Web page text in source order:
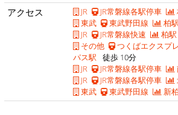
アクセス
JR JR常磐線各駅停車
東武
東武野田線 柏駅
JR
JR常磐線快速 柏駅
その他
つくばエクスプ
パス駅 徒歩 10分
JR
JR常磐線各駅停車
JR
JR常磐線各駅停車
東武
東武野田線 新